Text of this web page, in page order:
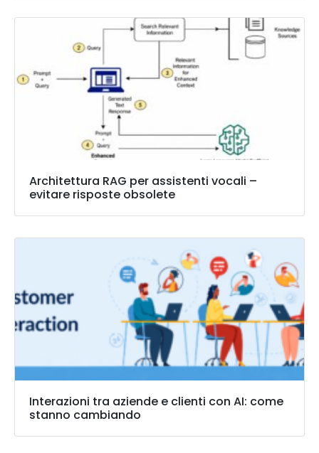
Architettura RAG per assistenti vocali –
evitare risposte obsolete
Interazioni tra aziende e clienti con AI: come
stanno cambiando